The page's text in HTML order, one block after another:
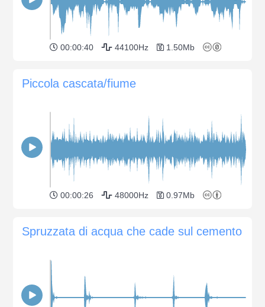
00:00:40 44100Hz 1.50Mb
Piccola cascata/fiume
00:00:26 48000Hz 0.97Mb
Spruzzata di acqua che cade sul cemento